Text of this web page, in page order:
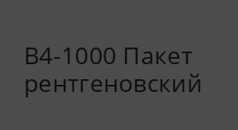
B4-1000 Пакет
рентгеновский